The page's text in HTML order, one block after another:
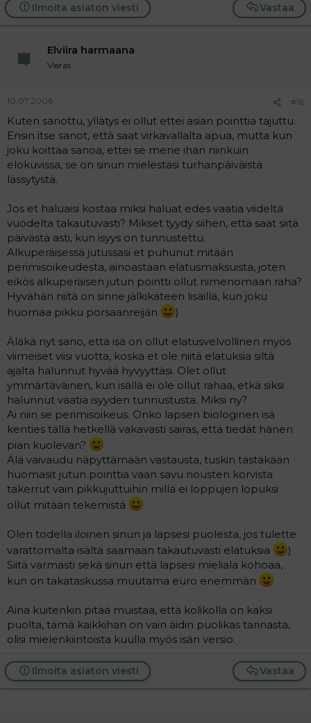
Vastaa
Ilmoita asiaton viesti
Elviira harmaana
Vieras
10.07.2006 #16
Kuten sanottu, yllätys ei ollut ettei asian pointtia tajuttu.
Ensin itse sanot, että saat virkavallalta apua, mutta kun
joku koittaa sanoa, ettei se mene ihan niinkuin
elokuvissa, se on sinun mielestäsi turhanpäiväistä
lässytystä.
Jos et haluaisi kostaa miksi haluat edes vaatia viideltä
vuodelta takautuvasti? Mikset tyydy siihen, että saat siitä
päivästä asti, kun isyys on tunnustettu.
Alkuperäisessä jutussasi et puhunut mitään
perimisoikeudesta, ainoastaan elatusmaksuista, joten
eikös alkuperäisen jutun pointti ollut nimenomaan raha?
Hyvähän niitä on sinne jälkikäteen lisäillä, kun joku
huomaa pikku porsaanreijän
)
Äläkä nyt sano, että isä on ollut elatusvelvollinen myös
viimeiset viisi vuotta, koska et ole niitä elatuksia siltä
ajalta halunnut hyvää hyvyyttäsi. Olet ollut
ymmärtäväinen, kun isällä ei ole ollut rahaa, etkä siksi
halunnut vaatia isyyden tunnustusta. Miksi ny?
Ai niin se perimisoikeus. Onko lapsen biologinen isä
kenties tällä hetkellä vakavasti sairas, että tiedät hänen
pian kuolevan?
Älä vaivaudu näpyttämään vastausta, tuskin tästäkään
huomasit jutun pointtia vaan savu nousten korvista
takerrut vain pikkujuttuihin millä ei loppujen lopuksi
ollut mitään tekemistä
Olen todella iloinen sinun ja lapsesi puolesta, jos tulette
varattomalta isältä saamaan takautuvasti elatuksia
)
Siitä varmasti sekä sinun että lapsesi mieliala kohoaa,
kun on takataskussa muutama euro enemmän
Aina kuitenkin pitää muistaa, että kolikolla on kaksi
puolta, tämä kaikkihan on vain äidin puolikas tarinasta,
olisi mielenkiintoista kuulla myös isän versio.
Vastaa
Ilmoita asiaton viesti